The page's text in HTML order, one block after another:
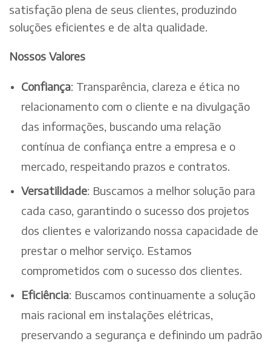
satisfação plena de seus clientes, produzindo
soluções eficientes e de alta qualidade.
Nossos Valores
Confiança: Transparência, clareza e ética no
relacionamento com o cliente e na divulgação
das informações, buscando uma relação
contínua de confiança entre a empresa e o
mercado, respeitando prazos e contratos.
Versatilidade: Buscamos a melhor solução para
cada caso, garantindo o sucesso dos projetos
dos clientes e valorizando nossa capacidade de
prestar o melhor serviço. Estamos
comprometidos com o sucesso dos clientes.
Eficiência: Buscamos continuamente a solução
mais racional em instalações elétricas,
preservando a segurança e definindo um padrão